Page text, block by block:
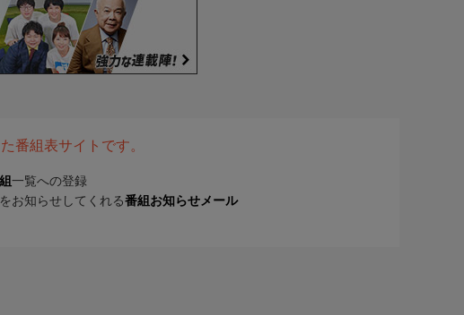
番組表サイトです。
一覧への登録
お知らせしてくれる番組お知らせメール